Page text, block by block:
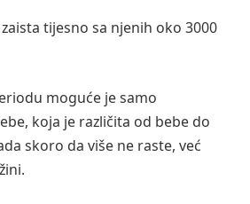
tijesno sa njenih oko 3000
moguće je samo
koja je različita od bebe do
skoro da više ne raste, već